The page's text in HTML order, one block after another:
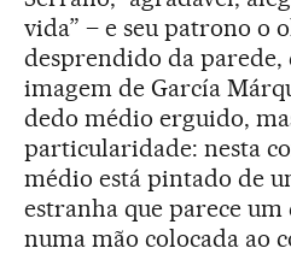
vida” – e seu patrono o
desprendido da parede,
imagem de García
dedo médio erguido,
particularidade: nesta
médio está pintado de
estranha que parece
numa mão colocada ao